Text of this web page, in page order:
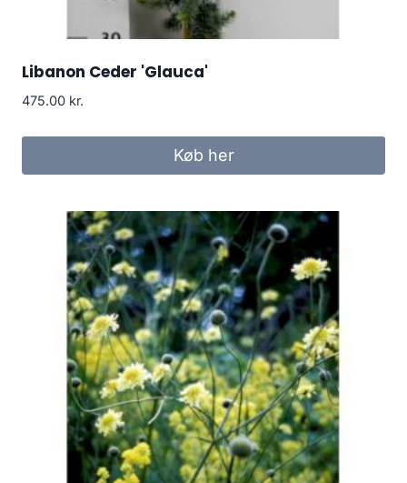
Libanon Ceder 'Glauca'
475.00 kr.
Køb her